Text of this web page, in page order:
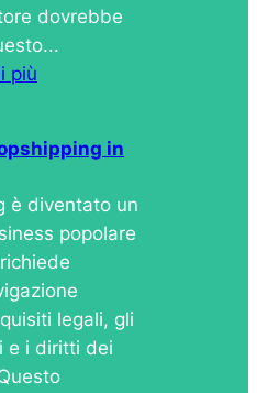
dovrebbe
più
in
è diventato un
popolare
legali, gli
e i diritti dei